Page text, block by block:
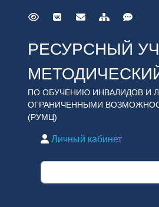
РЕСУРСНЫЙ
ПО ОБУЧЕНИЮ ИНВАЛИДОВ И
ОГРАНИЧЕННЫМИ
(РУМЦ)
Личный кабинет